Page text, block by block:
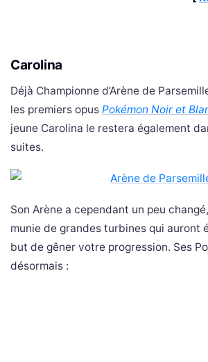
Carolina
Déjà Championne d’Arène de
les premiers opus Pokémon Noir et
jeune Carolina le restera également
suites.
Son Arène a cependant un peu
munie de grandes turbines qui auront
but de gêner votre progression. Ses
désormais :